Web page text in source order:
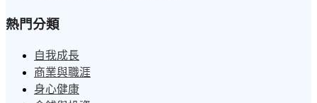
熱門分類
自我成長
商業與職涯
身心健康